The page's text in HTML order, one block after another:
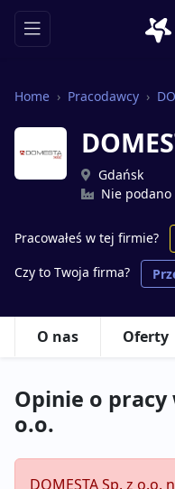
Home Pracodawcy
Gdańsk
Nie podano
Pracowałeś w tej firmie?
Czy to Twoja firma?
O nas Oferty
Opinie o pracy
o.o.
DOMESTA Sp. z o.o.